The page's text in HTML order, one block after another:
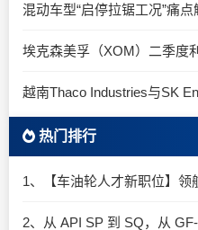
越南Thaco Industries与SK
热门排行
1、【车油轮人才新职位】领